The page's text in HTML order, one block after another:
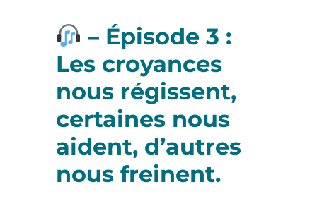
– Épisode 3 :
Les croyances
nous régissent,
certaines nous
aident, d’autres
nous freinent.